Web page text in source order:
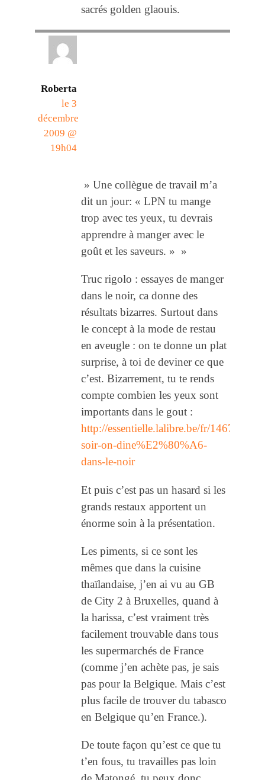
sacrés golden glaouis.
Roberta
le 3
décembre
2009 @
19h04
» Une collègue de travail m’a
dit un jour: « LPN tu mange
trop avec tes yeux, tu devrais
apprendre à manger avec le
goût et les saveurs. » »
Truc rigolo : essayes de manger
dans le noir, ca donne des
résultats bizarres. Surtout dans
le concept à la mode de restau
en aveugle : on te donne un plat
surprise, à toi de deviner ce que
c’est. Bizarrement, tu te rends
compte combien les yeux sont
importants dans le gout :
http://essentielle.lalibre.be/fr/1467/ce-
soir-on-dine%E2%80%A6-
dans-le-noir
Et puis c’est pas un hasard si les
grands restaux apportent un
énorme soin à la présentation.
Les piments, si ce sont les
mêmes que dans la cuisine
thaïlandaise, j’en ai vu au GB
de City 2 à Bruxelles, quand à
la harissa, c’est vraiment très
facilement trouvable dans tous
les supermarchés de France
(comme j’en achète pas, je sais
pas pour la Belgique. Mais c’est
plus facile de trouver du tabasco
en Belgique qu’en France.).
De toute façon qu’est ce que tu
t’en fous, tu travailles pas loin